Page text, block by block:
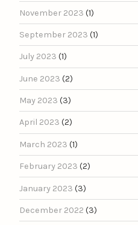
November 2023 (1)
September 2023 (1)
July 2023 (1)
June 2023 (2)
May 2023 (3)
April 2023 (2)
March 2023 (1)
February 2023 (2)
January 2023 (3)
December 2022 (3)